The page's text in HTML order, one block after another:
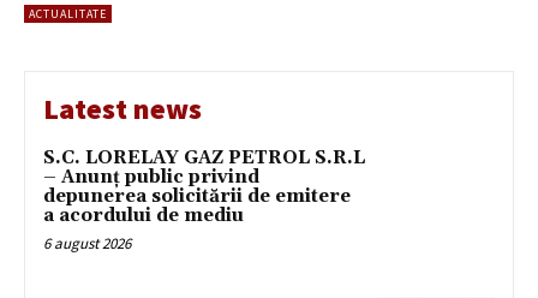
ACTUALITATE
Latest news
S.C. LORELAY GAZ PETROL S.R.L
– Anunț public privind
depunerea solicitării de emitere
a acordului de mediu
6 august 2026